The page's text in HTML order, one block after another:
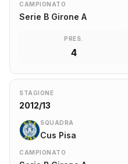
CAMPIONATO
Serie B Girone A
PRES.
4
STAGIONE
2012/13
SQUADRA
Cus Pisa
CAMPIONATO